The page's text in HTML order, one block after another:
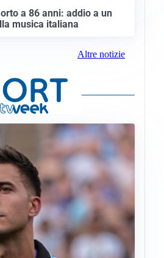
a 86 anni: addio a un
musica italiana
Altre notizie